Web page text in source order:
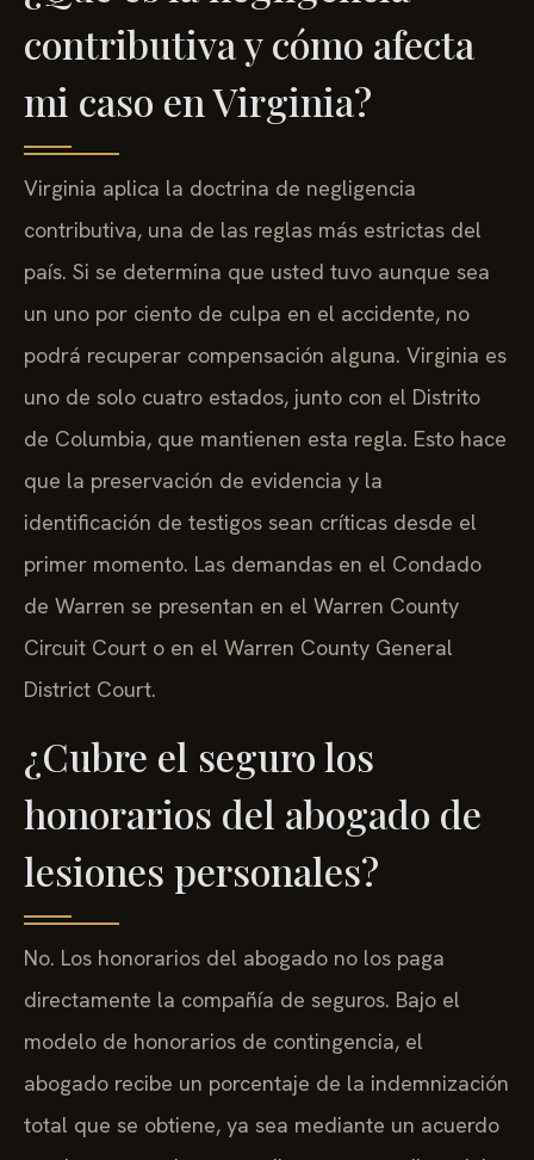
contributiva y cómo afecta
mi caso en Virginia?
Virginia aplica la doctrina de negligencia
contributiva, una de las reglas más estrictas del
país. Si se determina que usted tuvo aunque sea
un uno por ciento de culpa en el accidente, no
podrá recuperar compensación alguna. Virginia es
uno de solo cuatro estados, junto con el Distrito
de Columbia, que mantienen esta regla. Esto hace
que la preservación de evidencia y la
identificación de testigos sean críticas desde el
primer momento. Las demandas en el Condado
de Warren se presentan en el Warren County
Circuit Court o en el Warren County General
District Court.
¿Cubre el seguro los
honorarios del abogado de
lesiones personales?
No. Los honorarios del abogado no los paga
directamente la compañía de seguros. Bajo el
modelo de honorarios de contingencia, el
abogado recibe un porcentaje de la indemnización
total que se obtiene, ya sea mediante un acuerdo